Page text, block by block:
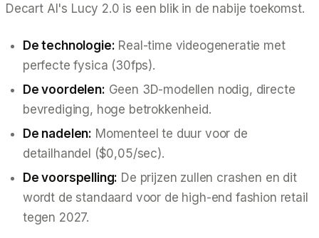
Decart AI's Lucy 2.0 is een blik in de nabije toekomst.
De technologie: Real-time videogeneratie met
perfecte fysica (30fps).
De voordelen: Geen 3D-modellen nodig, directe
bevrediging, hoge betrokkenheid.
De nadelen: Momenteel te duur voor de
detailhandel ($0,05/sec).
De voorspelling: De prijzen zullen crashen en dit
wordt de standaard voor de high-end fashion retail
tegen 2027.